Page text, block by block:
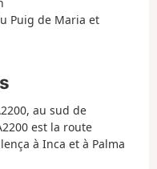
Puig de Maria et
au sud de
est la route
à Inca et à Palma